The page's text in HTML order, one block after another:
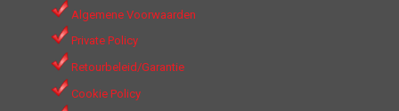
Algemene Voorwaarden
Private Policy
Retourbeleid/Garantie
Cookie Policy